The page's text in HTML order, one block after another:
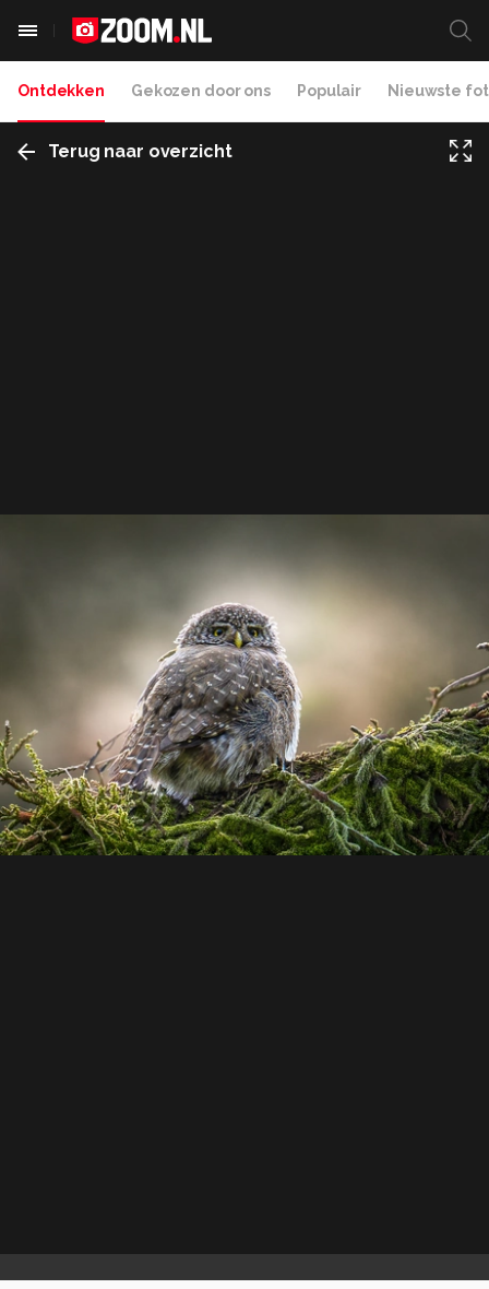
Ontdekken Gekozen door ons Populair Nieuwste
Terug naar overzicht